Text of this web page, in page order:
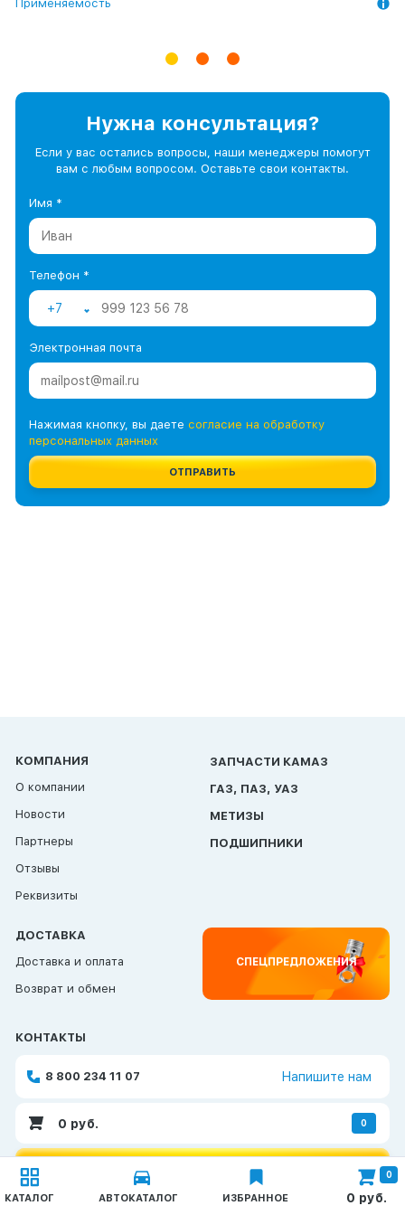
Применяемость
Применяемость
Применяемость
Нужна консультация?
Если у вас остались вопросы, наши менеджеры помогут
вам с любым вопросом. Оставьте свои контакты.
Имя *
Телефон *
+7
Электронная почта
Нажимая кнопку, вы даете согласие на обработку
персональных данных
ОТПРАВИТЬ
КОМПАНИЯ
О компании
Новости
Партнеры
Отзывы
Реквизиты
ЗАПЧАСТИ КАМАЗ
ГАЗ, ПАЗ, УАЗ
МЕТИЗЫ
ПОДШИПНИКИ
ДОСТАВКА
Доставка и оплата
Возврат и обмен
СПЕЦПРЕДЛОЖЕНИЯ
КОНТАКТЫ
8 800 234 11 07 Напишите нам
0 руб. 0
КАТАЛОГ АВТОКАТАЛОГ ИЗБРАННОЕ 0 руб.
0
Каталог